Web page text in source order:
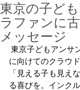
東京の子ど
ラファンに
メッセージ
に向けてのクラウ
「見える子も見え
る喜びを。インク